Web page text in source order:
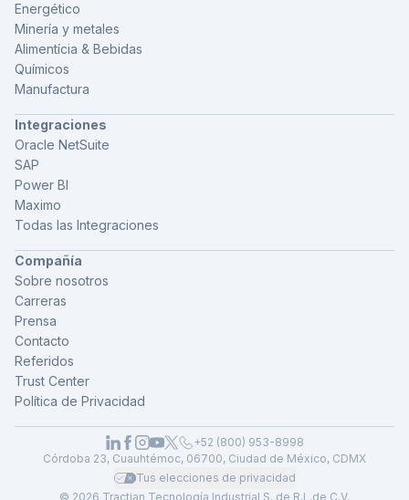
Energético
Minería y metales
Alimentícia & Bebidas
Químicos
Manufactura
Integraciones
Oracle NetSuite
SAP
Power BI
Maximo
Todas las Integraciones
Compañía
Sobre nosotros
Carreras
Prensa
Contacto
Referidos
Trust Center
Política de Privacidad
Tus elecciones de privacidad
© 2026 Tractian Tecnología Industrial S. de R.L.de C.V.
+52 (800) 953-8998
Córdoba 23, Cuauhtémoc, 06700, Ciudad de México, CDMX